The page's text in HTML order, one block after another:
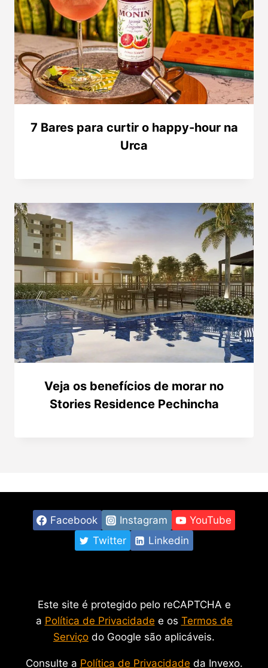
7 Bares para curtir o happy-hour na
Urca
Veja os benefícios de morar no
Stories Residence Pechincha
Facebook Instagram
YouTube
Twitter
Linkedin
Este site é protegido pelo reCAPTCHA e
a Política de Privacidade e os Termos de
Serviço do Google são aplicáveis.
Consulte a Política de Privacidade da Invexo.